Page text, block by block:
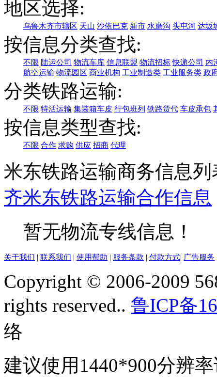
地区选择:
乌鲁木齐市辖区 天山 沙依巴克 新市 水磨沟 头屯河 达坂
按信息分类查找:
不限 陆运公司 物流车库 信息联盟 物流招标 快递公司 内
航空运输 物流园区 商业机构 工业制造类 工业服务类 政
分类铁路运输:
不限 特活运输 集装箱车皮 行包班列 铁路货代 车皮承包
按信息类型查找:
不限 合作 求购 供应 招商 代理
米东铁路运输商务信息列
齐米东铁路运输合作信息
暂无物流专线信息！
关于我们 | 联系我们 | 使用帮助 | 服务条款 | 付款方式| 广告服务
Copyright © 2006-2009
rights reserved.. 鲁ICP备
络
建议使用1440*900分辨